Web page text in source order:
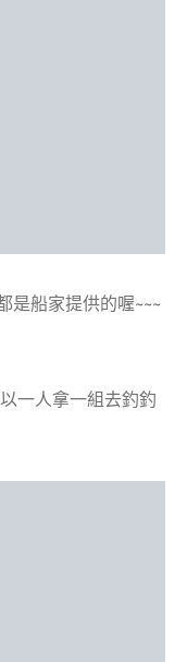
是船家提供的喔~~~
一人拿一組去釣釣